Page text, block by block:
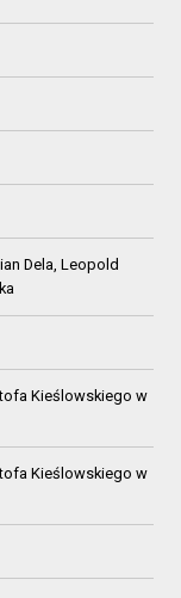
Dela, Leopold
Kieślowskiego w
Kieślowskiego w